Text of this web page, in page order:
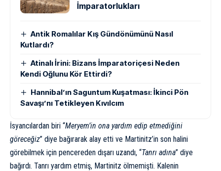
İmparatorlukları
Antik Romalılar Kış Gündönümünü Nasıl
Kutlardı?
Atinalı İrini: Bizans İmparatoriçesi Neden
Kendi Oğlunu Kör Ettirdi?
Hannibal’ın Saguntum Kuşatması: İkinci Pön
Savaşı’nı Tetikleyen Kıvılcım
İsyancılardan biri “Meryem’in ona yardım edip etmediğini
göreceğiz” diye bağırarak alay etti ve Martinitz’in son halini
görebilmek için pencereden dışarı uzandı, “Tanrı adına” diye
bağırdı. Tanrı yardım etmiş, Martinitz ölmemişti. Kalenin